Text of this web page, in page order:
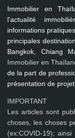
Immobilier en
l'actualité
informations
principales
Bangkok, Chiang
Immobilier en
de la part de
présentation de
IMPORTANT
Les articles sont
choses, les choses
(ex:COVID-19); ainsi